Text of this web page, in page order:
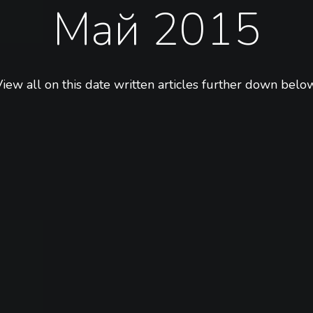
Май 2015
all on this date written articles further down